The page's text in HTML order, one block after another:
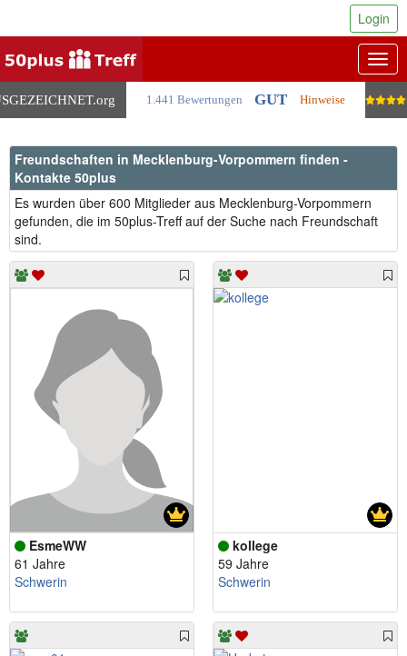
.org 1.441 Bewertungen GUT Hinweise
Login
Freundschaften in Mecklenburg-Vorpommern finden -
Kontakte 50plus
Es wurden über 600 Mitglieder aus Mecklenburg-Vorpommern
gefunden, die im 50plus-Treff auf der Suche nach Freundschaft
sind.
EsmeWW
61 Jahre
Schwerin
kollege
59 Jahre
Schwerin